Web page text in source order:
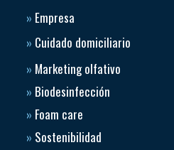
» Empresa
» Cuidado domiciliario
» Marketing olfativo
» Biodesinfección
» Foam care
» Sostenibilidad